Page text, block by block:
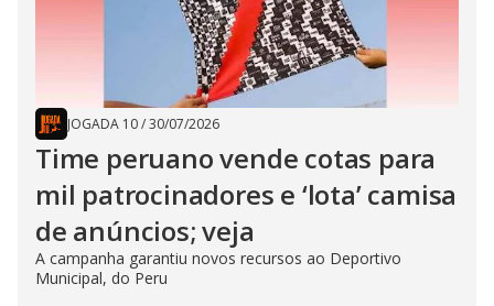
JOGADA 10/30/07/2026
Time peruano vende cotas para
mil patrocinadores e ‘lota’ camisa
de anúncios; veja
A campanha garantiu novos recursos ao Deportivo
Municipal, do Peru